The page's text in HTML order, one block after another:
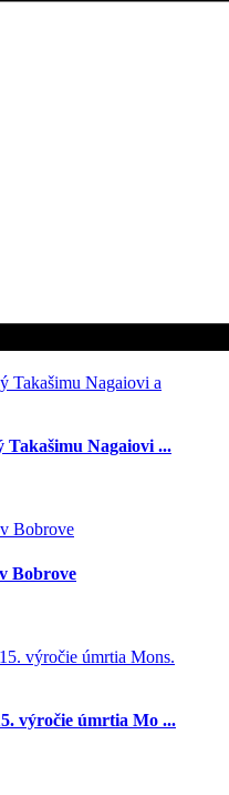
Takašimu Nagaiovi ...
Bobrove
výročie úmrtia Mo ...